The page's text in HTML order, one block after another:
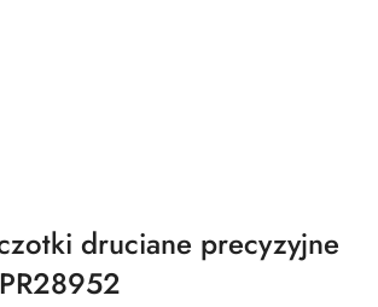
druciane precyzyjne